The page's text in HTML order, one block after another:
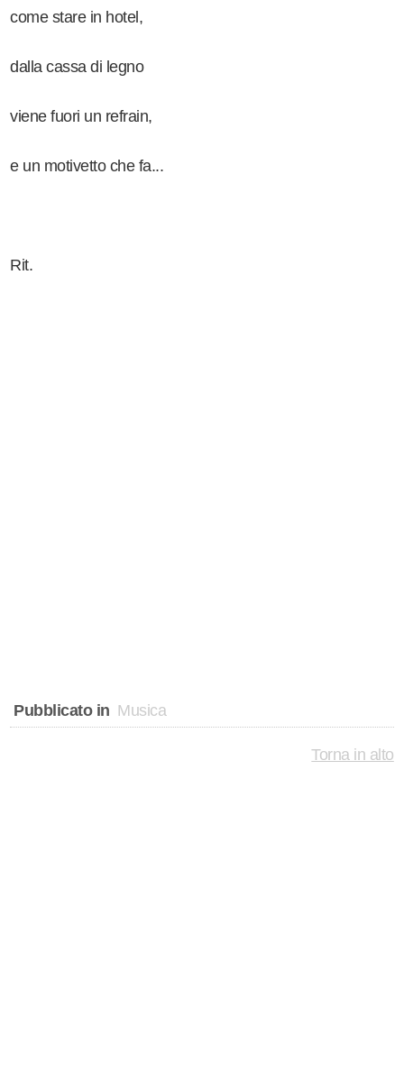
come stare in hotel,
dalla cassa di legno
viene fuori un refrain,
e un motivetto che fa...
Rit.
Pubblicato in Musica
Torna in alto